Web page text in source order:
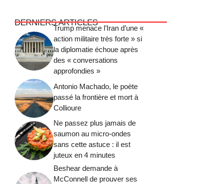
DERNIERS ARTICLES
Trump menace l’Iran d’une «
action militaire très forte » si
la diplomatie échoue après
des « conversations
approfondies »
Antonio Machado, le poète
passé la frontière et mort à
Collioure
Ne passez plus jamais de
saumon au micro-ondes
sans cette astuce : il est
juteux en 4 minutes
Beshear demande à
McConnell de prouver ses